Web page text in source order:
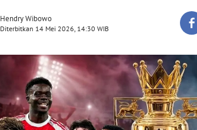
Hendry Wibowo
Diterbitkan 14 Mei 2026, 14:30 WIB